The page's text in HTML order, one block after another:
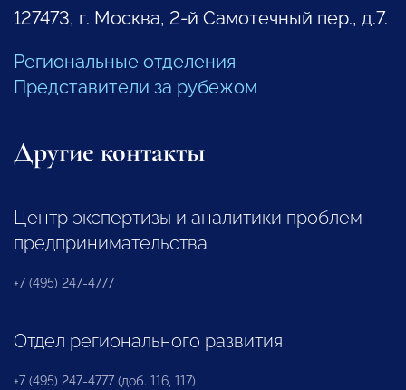
127473, г. Москва, 2-й Самотечный пер., д.7.
Региональные отделения
Представители за рубежом
Другие контакты
Центр экспертизы и аналитики проблем
предпринимательства
+7 (495) 247-4777
Отдел регионального развития
+7 (495) 247-4777 (доб. 116, 117)